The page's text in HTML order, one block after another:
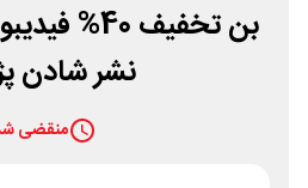
بن تخفیف
نشر شادن
منقضی